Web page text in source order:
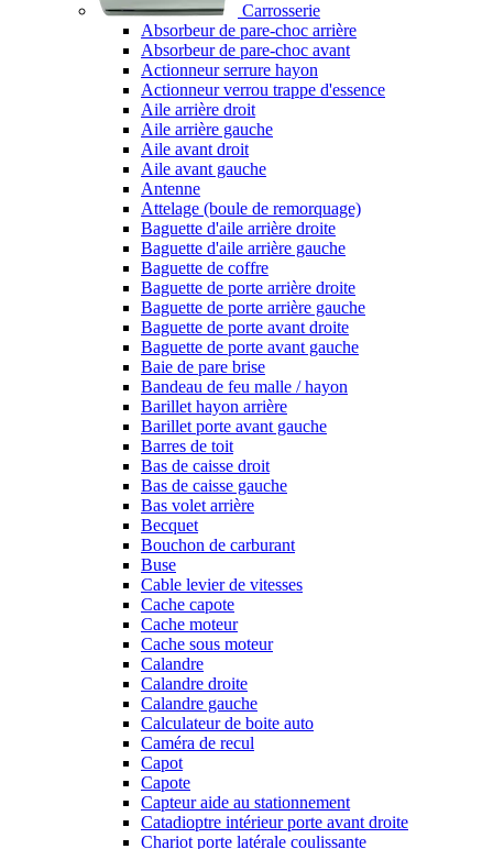
Carrosserie
Absorbeur de pare-choc arrière
Absorbeur de pare-choc avant
Actionneur serrure hayon
Actionneur verrou trappe d'essence
Aile arrière droit
Aile arrière gauche
Aile avant droit
Aile avant gauche
Antenne
Attelage (boule de remorquage)
Baguette d'aile arrière droite
Baguette d'aile arrière gauche
Baguette de coffre
Baguette de porte arrière droite
Baguette de porte arrière gauche
Baguette de porte avant droite
Baguette de porte avant gauche
Baie de pare brise
Bandeau de feu malle / hayon
Barillet hayon arrière
Barillet porte avant gauche
Barres de toit
Bas de caisse droit
Bas de caisse gauche
Bas volet arrière
Becquet
Bouchon de carburant
Buse
Cable levier de vitesses
Cache capote
Cache moteur
Cache sous moteur
Calandre
Calandre droite
Calandre gauche
Calculateur de boite auto
Caméra de recul
Capot
Capote
Capteur aide au stationnement
Catadioptre intérieur porte avant droite
Chariot porte latérale coulissante